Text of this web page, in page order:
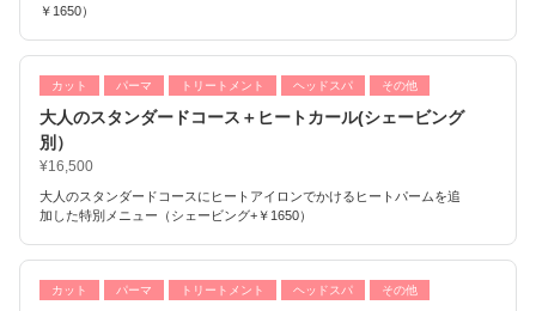
￥1650）
カット パーマ トリートメント ヘッドスパ その他
大人のスタンダードコース＋ヒートカール(シェービング
別）
¥16,500
大人のスタンダードコースにヒートアイロンでかけるヒートパームを追
加した特別メニュー（シェービング+￥1650）
カット パーマ トリートメント ヘッドスパ その他